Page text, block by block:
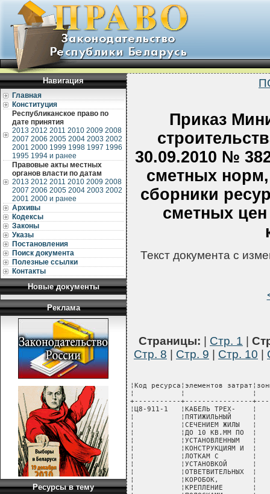
Навигация
Главная
Конституция
Республиканское право по
дате принятия
2013 2012 2011 2010 2009 2008
2007 2006 2005 2004 2003 2002
2001 2000 1999 1998 1997 1996
1995 1994 и ранее
Правовые акты местных
органов власти по датам
2013 2012 2011 2010 2009 2008
2007 2006 2005 2004 2003 2002
2001 2000 и ранее
Архивы
Кодексы
Законы
Указы
Постановления
Поиск документа
Полезные ссылки
Контакты
Новые документы
Реклама
Ресурсы в тему
Приказ
30.09.2010 №
сметных
сборники
сметных
Текст документа с
Страницы: Стр. 1
Стр. 8
Стр. 9 Стр. 10
¦Код ресурса¦элементов затрат¦зоны¦измерения¦расхода¦единицы, ¦стоимость,¦  расходы,  ¦
¦           ¦                ¦    ¦         ¦       ¦  руб.   ¦   руб.   ¦    руб.    ¦
+-----------+----------------+----+---------+-------+---------+----------+------------+
¦Ц8-911-1   ¦КАБЕЛЬ ТРЕХ-    ¦    ¦  100 м  ¦       ¦         ¦          ¦            ¦
¦           ¦ПЯТИЖИЛЬНЫЙ     ¦    ¦         ¦       ¦         ¦          ¦            ¦
¦           ¦СЕЧЕНИЕМ ЖИЛЫ   ¦    ¦         ¦       ¦         ¦          ¦            ¦
¦           ¦ДО 10 КВ.ММ ПО  ¦    ¦         ¦       ¦         ¦          ¦            ¦
¦           ¦УСТАНОВЛЕННЫМ   ¦    ¦         ¦       ¦         ¦          ¦            ¦
¦           ¦КОНСТРУКЦИЯМ И  ¦    ¦         ¦       ¦         ¦          ¦            ¦
¦           ¦ЛОТКАМ С        ¦    ¦         ¦       ¦         ¦          ¦            ¦
¦           ¦УСТАНОВКОЙ      ¦    ¦         ¦       ¦         ¦          ¦            ¦
¦           ¦ОТВЕТВИТЕЛЬНЫХ  ¦    ¦         ¦       ¦         ¦          ¦            ¦
¦           ¦КОРОБОК,        ¦    ¦         ¦       ¦         ¦          ¦            ¦
¦           ¦КРЕПЛЕНИЕ       ¦    ¦         ¦       ¦         ¦          ¦            ¦
¦           ¦ПОЛОСКАМИ       ¦    ¦         ¦       ¦         ¦          ¦            ¦
¦           ¦(ПРЯЖКАМИ)      ¦    ¦         ¦       ¦         ¦          ¦            ¦
+-----------+----------------+----+---------+-------+---------+----------+------------+
¦           ¦ПРЯМЫЕ ЗАТРАТЫ, ¦1-3 ¦  руб.   ¦       ¦         ¦     48,68¦        0,08¦
¦           ¦ВСЕГО           ¦    ¦         ¦       ¦         ¦          ¦            ¦
+-----------+----------------+----+---------+-------+---------+----------+------------+
¦           ¦в том числе:    ¦    ¦         ¦       ¦         ¦          ¦            ¦
+-----------+----------------+----+---------+-------+---------+----------+------------+
¦        1-2¦ЗАРАБОТНАЯ      ¦    ¦  руб.   ¦       ¦         ¦     42,96¦            ¦
¦           ¦ПЛАТА РАБОЧИХ-  ¦    ¦         ¦       ¦         ¦          ¦            ¦
¦           ¦СТРОИТЕЛЕЙ      ¦    ¦         ¦       ¦         ¦          ¦            ¦
+-----------+----------------+----+---------+-------+---------+----------+------------+
¦           ¦ЭКСПЛУАТАЦИЯ    ¦    ¦  руб.   ¦       ¦         ¦      4,37¦            ¦
¦           ¦МАШИН           ¦    ¦         ¦       ¦         ¦          ¦            ¦
+-----------+----------------+----+---------+-------+---------+----------+------------+
¦           ¦в том числе:    ¦    ¦         ¦       ¦         ¦          ¦            ¦
¦        1-4¦ЗАРПЛАТА        ¦    ¦  руб.   ¦       ¦         ¦      1,07¦            ¦
¦           ¦МАШИНИСТОВ      ¦    ¦         ¦       ¦         ¦          ¦            ¦
+-----------+----------------+----+---------+-------+---------+----------+------------+
¦           ¦МАТЕРИАЛЬНЫЕ    ¦    ¦  руб.   ¦       ¦         ¦          ¦        0,08¦
¦           ¦РЕСУРСЫ         ¦    ¦         ¦       ¦         ¦          ¦            ¦
+-----------+----------------+----+---------+-------+---------+----------+------------+
¦           ¦ЗАТРАТЫ ТРУДА   ¦    ¦         ¦       ¦         ¦          ¦            ¦
+-----------+----------------+----+---------+-------+---------+----------+------------+
¦   999-9999¦СРЕДНИЙ РАЗРЯД  ¦    ¦         ¦    3,5¦         ¦          ¦            ¦
¦           ¦РАБОЧИХ-        ¦    ¦         ¦       ¦         ¦          ¦            ¦
¦           ¦СТРОИТЕЛЕЙ      ¦    ¦         ¦       ¦         ¦          ¦            ¦
+-----------+----------------+----+---------+-------+---------+----------+------------+
¦        1-1¦ЗАТРАТЫ